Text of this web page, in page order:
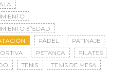
3ªEDAD
PÁDEL
PATINAJE
PETANCA
PILATES
TENIS TENIS DE MESA